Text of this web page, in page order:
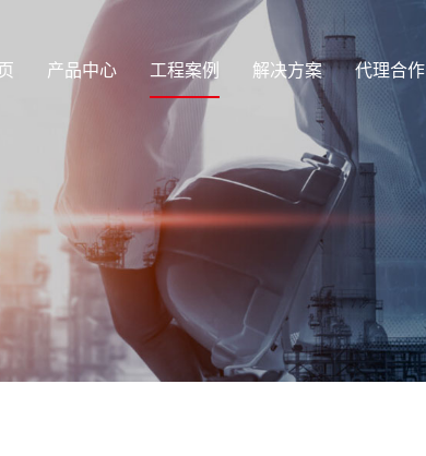
产品中心 工程案例 解决方案 代理合作